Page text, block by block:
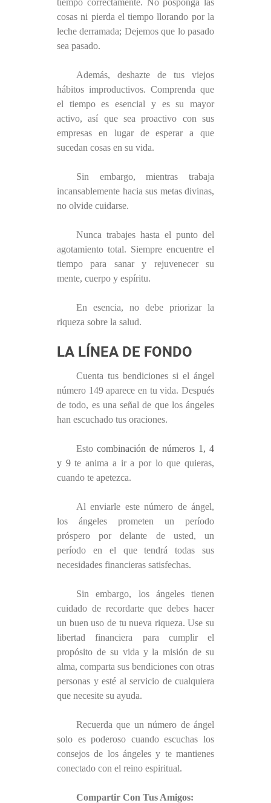
tiempo correctamente. No posponga las
cosas ni pierda el tiempo llorando por la
leche derramada; Dejemos que lo pasado
sea pasado.
Además, deshazte de tus viejos
hábitos improductivos. Comprenda que
el tiempo es esencial y es su mayor
activo, así que sea proactivo con sus
empresas en lugar de esperar a que
sucedan cosas en su vida.
Sin embargo, mientras trabaja
incansablemente hacia sus metas divinas,
no olvide cuidarse.
Nunca trabajes hasta el punto del
agotamiento total. Siempre encuentre el
tiempo para sanar y rejuvenecer su
mente, cuerpo y espíritu.
En esencia, no debe priorizar la
riqueza sobre la salud.
LA LÍNEA DE FONDO
Cuenta tus bendiciones si el ángel
número 149 aparece en tu vida. Después
de todo, es una señal de que los ángeles
han escuchado tus oraciones.
Esto combinación de números 1, 4
y 9te anima a ir a por lo que quieras,
cuando te apetezca.
Al enviarle este número de ángel,
los ángeles prometen un período
próspero por delante de usted, un
período en el que tendrá todas sus
necesidades financieras satisfechas.
Sin embargo, los ángeles tienen
cuidado de recordarte que debes hacer
un buen uso de tu nueva riqueza. Use su
libertad financiera para cumplir el
propósito de su vida y la misión de su
alma, comparta sus bendiciones con otras
personas y esté al servicio de cualquiera
que necesite su ayuda.
Recuerda que un número de ángel
solo es poderoso cuando escuchas los
consejos de los ángeles y te mantienes
conectado con el reino espiritual.
Compartir Con Tus Amigos: